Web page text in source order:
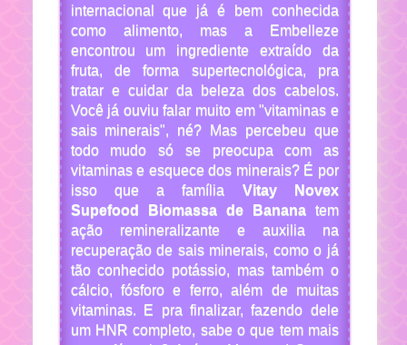
internacional que já é bem conhecida
como alimento, mas a Embelleze
encontrou um ingrediente extraído da
fruta, de forma supertecnológica, pra
tratar e cuidar da beleza dos cabelos.
Você já ouviu falar muito em "vitaminas e
sais minerais", né? Mas percebeu que
todo mudo só se preocupa com as
vitaminas e esquece dos minerais? É por
isso que a família Vitay Novex
Supefood Biomassa de Bananatem
ação remineralizante e auxilia na
recuperação de sais minerais, como o já
tão conhecido potássio, mas também o
cálcio, fósforo e ferro, além de muitas
vitaminas. E pra finalizar, fazendo dele
um HNR completo, sabe o que tem mais